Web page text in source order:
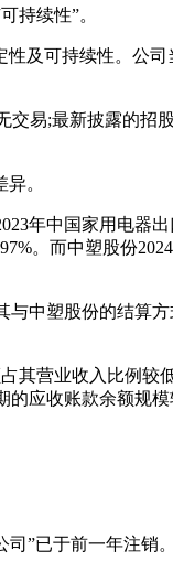
持续性”。
及可持续性。公
易;最新披露的招
。
年中国家用电器出
。而中塑股份
中塑股份的结算
其营业收入比例较
应收账款余额规
”已于前一年注销